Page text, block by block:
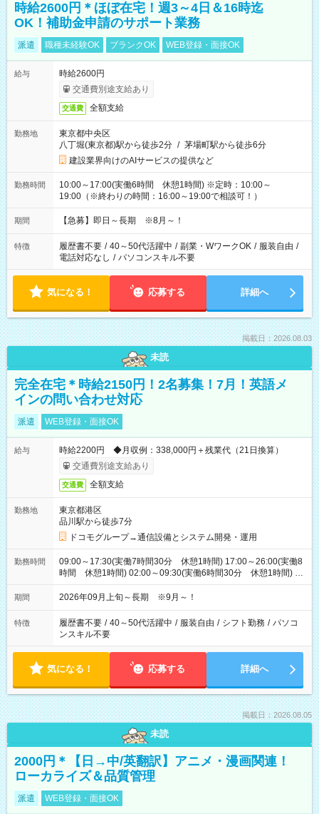
時給2600円＊ほぼ在宅！週3～4日＆16時迄
OK！補助金申請のサポート業務
派遣 職種未経験OK ブランクOK WEB登録・面接OK
給与
時給2600円
交通費別途支給あり
交通費 全額支給
勤務地
東京都中央区
八丁堀(東京都)駅から徒歩2分 / 茅場町駅から徒歩6分
建設業界向けのAIサービスの提供など
勤務時間
10:00～17:00(実働6時間 休憩1時間) ※定時：10:00～
19:00（※終わりの時間：16:00～19:00で相談可！）
期間 【急募】即日～長期 ※8月～！
特徴 履歴書不要 / 40～50代活躍中 / 副業・WワークOK / 服装自由 /
電話対応なし / パソコンスキル不要
気になる！ 応募する 詳細へ
掲載日：2026.08.03
未読
完全在宅＊時給2150円！2名募集！7月！英語メ
インの問い合わせ対応
派遣 WEB登録・面接OK
給与
時給2200円 ◆月収例：338,000円＋残業代（21日換算）
交通費別途支給あり
交通費 全額支給
勤務地
東京都港区
品川駅から徒歩7分
ドコモグループ→通信設備とシステム開発・運用
勤務時間
09:00～17:30(実働7時間30分 休憩1時間) 17:00～26:00(実働8
時間 休憩1時間) 02:00～09:30(実働6時間30分 休憩1時間) ※
日勤は就業時間1/夜勤は就業時間2.3を連続で行って頂きます
期間 2026年09月上旬～長期 ※9月～！
特徴 履歴書不要 / 40～50代活躍中 / 服装自由 / シフト勤務 / パソコ
ンスキル不要
気になる！ 応募する 詳細へ
掲載日：2026.08.05
未読
2000円＊【日→中/英翻訳】アニメ・漫画関連！
ローカライズ＆品質管理
派遣 WEB登録・面接OK